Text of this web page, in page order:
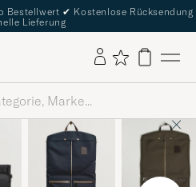
Bestellwert ✔ Kostenlose Rücksendung
Lieferung